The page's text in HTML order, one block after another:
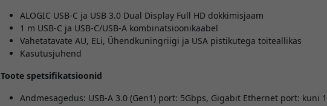
ALOGIC USB-C ja USB 3.0 Dual Display Full HD dokkimisjaam
1 m USB-C ja USB-C/USB-A kombinatsioonikaabel
Vahetatavate AU, ELi, Ühendkuningriigi ja USA pistikutega toiteallikas
Kasutusjuhend
Toote spetsifikatsioonid
Andmesagedus: USB-A 3.0 (Gen1) port: 5Gbps, Gigabit Ethernet port: kuni